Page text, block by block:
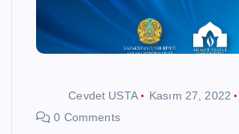
Cevdet USTA
Kasım 27, 2022
0 Comments